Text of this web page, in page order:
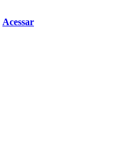
Acessar